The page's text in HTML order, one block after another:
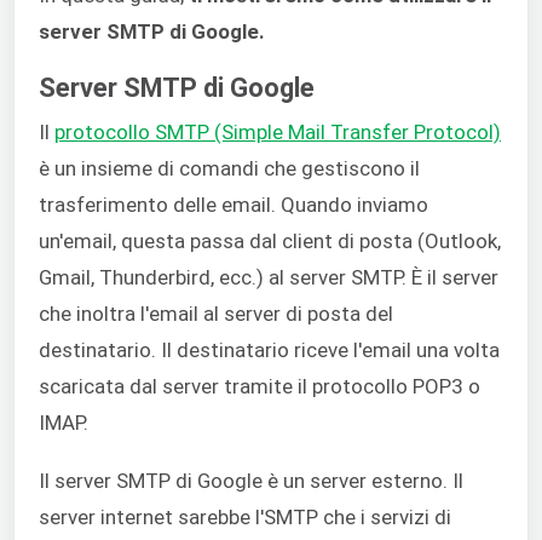
server SMTP di Google.
Server SMTP di Google
Il protocollo SMTP (Simple Mail Transfer Protocol)
è un insieme di comandi che gestiscono il
trasferimento delle email. Quando inviamo
un'email, questa passa dal client di posta (Outlook,
Gmail, Thunderbird, ecc.) al server SMTP. È il server
che inoltra l'email al server di posta del
destinatario. Il destinatario riceve l'email una volta
scaricata dal server tramite il protocollo POP3 o
IMAP.
Il server SMTP di Google è un server esterno. Il
server internet sarebbe l'SMTP che i servizi di